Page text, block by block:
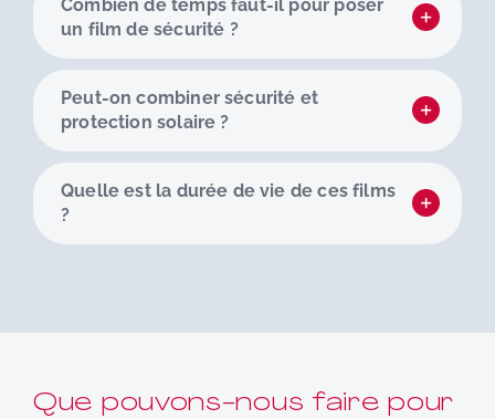
Combien de temps faut-il pour poser
un film de sécurité ?
Peut-on combiner sécurité et
protection solaire ?
Quelle est la durée de vie de ces films
?
Que pouvons-nous faire pour